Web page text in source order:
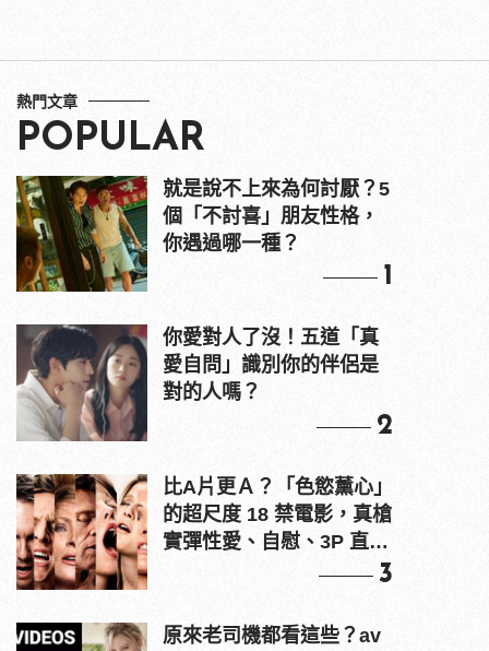
熱門文章
POPULAR
就是說不上來為何討厭？5
個「不討喜」朋友性格，
你遇過哪一種？
1
你愛對人了沒！五道「真
愛自問」識別你的伴侶是
對的人嗎？
2
比A片更Ａ？「色慾薰心」
的超尺度 18 禁電影，真槍
實彈性愛、自慰、3P 直接
3
原來老司機都看這些？av